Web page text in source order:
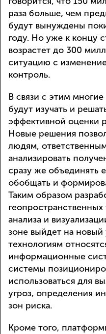
раза больше, чем
будут вынуждены
году. Но уже к концу
возрастет до 300
ситуацию с
контроль.
В связи с этим
будут изучать и
эффективной оценки
Новые решения
людям,
анализировать
сразу же объединять
обобщать и
Таким образом
анализа и
зоне выйдет на новый
технологиям
информационные
системы
использоваться для
угроз, определения
зон риска.
Кроме того,